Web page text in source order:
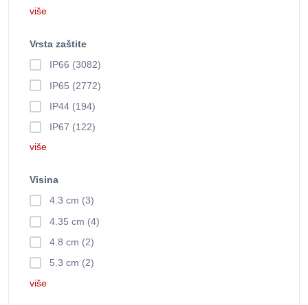
više
Vrsta zaštite
IP66 (3082)
IP65 (2772)
IP44 (194)
IP67 (122)
više
Visina
4.3 cm (3)
4.35 cm (4)
4.8 cm (2)
5.3 cm (2)
više